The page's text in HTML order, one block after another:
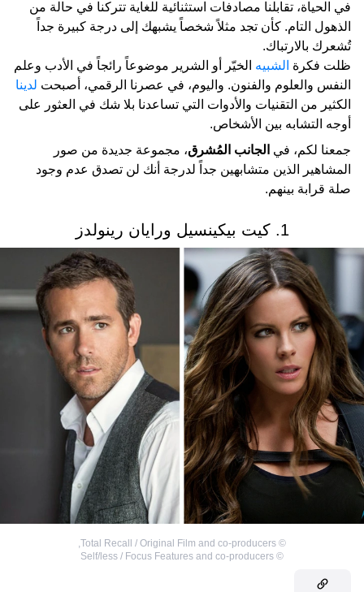
في الحياة، تقابلنا مصادفات استثنائية للغاية تتركنا في حالة من
الذهول التام. كأن تجد مثلاً شخصاً يشبهك إلى درجة كبيرة جداً
تُشعرك بالارتباك.
ظلت فكرة الشبيه الخيّر أو الشرير موضوعاً رائجاً في الأدب وعلم
النفس والعلوم والفنون. واليوم، في عصرنا الرقمي، أصبحت لدينا
الكثير من التقنيات والأدوات التي تساعدنا بلا شك في العثور على
أوجه التشابه بين الأشخاص.
جمعنا لكم، في الجانب المُشرق، مجموعة جديدة من صور
المشاهير الذين متشابهين جداً لدرجة أنك لن تصدق عدم وجود
صلة قرابة بينهم.
1. كيت بيكينسيل ورايان رينولدز
©
Total Recall / Original Film and co-producers
,
©
Self/less / Focus Features and co-producers